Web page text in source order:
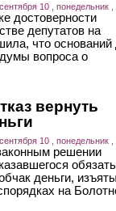
10 , понедельник ,
достоверности
депутатов на
что оснований
вопроса о
вернуть
10 , понедельник ,
решении
обязать
деньги,
на